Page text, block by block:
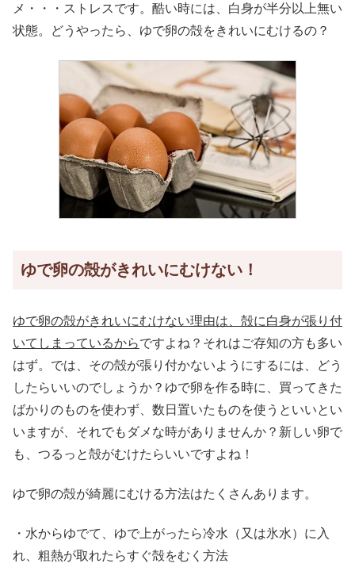
メ・・・ストレスです。酷い時には、白身が半分以上無い
状態。どうやったら、ゆで卵の殻をきれいにむけるの？
ゆで卵の殻がきれいにむけない！
ゆで卵の殻がきれいにむけない理由は、殻に白身が張り付
いてしまっているからですよね？それはご存知の方も多い
はず。では、その殻が張り付かないようにするには、どう
したらいいのでしょうか？ゆで卵を作る時に、買ってきた
ばかりのものを使わず、数日置いたものを使うといいとい
いますが、それでもダメな時がありませんか？新しい卵で
も、つるっと殻がむけたらいいですよね！
ゆで卵の殻が綺麗にむける方法はたくさんあります。
・水からゆでて、ゆで上がったら冷水（又は氷水）に入
れ、粗熱が取れたらすぐ殻をむく方法